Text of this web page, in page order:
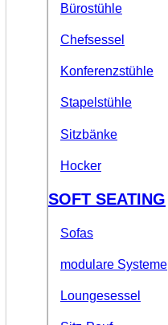
Bürostühle
Chefsessel
Konferenzstühle
Stapelstühle
Sitzbänke
Hocker
SOFT SEATING
Sofas
modulare Systeme
Loungesessel